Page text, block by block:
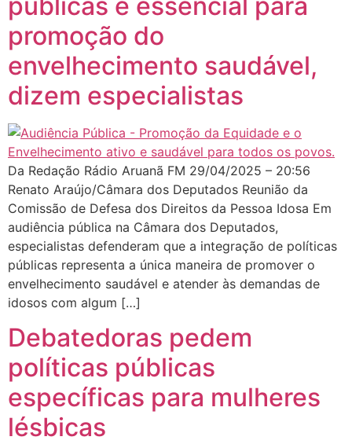
promoção do
envelhecimento saudável,
dizem especialistas
Da Redação Rádio Aruanã FM 29/04/2025 – 20:56
Renato Araújo/Câmara dos Deputados Reunião da
Comissão de Defesa dos Direitos da Pessoa Idosa Em
audiência pública na Câmara dos Deputados,
especialistas defenderam que a integração de políticas
públicas representa a única maneira de promover o
envelhecimento saudável e atender às demandas de
idosos com algum […]
Debatedoras pedem
políticas públicas
específicas para mulheres
lésbicas